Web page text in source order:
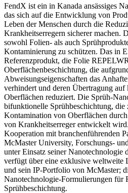
FendX ist ein in Kanada ansässiges
das sich auf die Entwicklung von
Leben der Menschen durch die
Krankheitserregern sicherer machen.
sowohl Folien- als auch
Kontaminierung zu schützen. Das in
Referenzprodukt, die Folie
Oberflächenbeschichtung, die
Abweisungseigenschaften das
verhindert und deren Übertragung
Oberflächen reduziert. Die Sprüh-
bifunktionelle Sprühbeschichtung, die
Kontamination von Oberflächen
von Krankheitserreger entwickelt
Kooperation mit branchenführenden
McMaster University, Forschungs-
unter Einsatz seiner Nanotechnologie
verfügt über eine exklusive weltweite
und sein IP-Portfolio von McMaster;
Nanotechnologie-Formulierungen für
Sprühbeschichtung.